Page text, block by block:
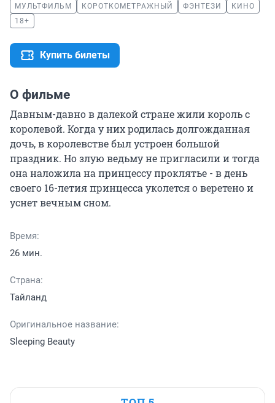
МУЛЬТФИЛЬМ КОРОТКОМЕТРАЖНЫЙ ФЭНТЕЗИ
КИНО
18+
Купить билеты
О фильме
Давным-давно в далекой стране жили король с
королевой. Когда у них родилась долгожданная
дочь, в королевстве был устроен большой
праздник. Но злую ведьму не пригласили и тогда
она наложила на принцессу проклятье - в день
своего 16-летия принцесса уколется о веретено и
уснет вечным сном.
Время:
26 мин.
Страна:
Тайланд
Оригинальное название:
Sleeping Beauty